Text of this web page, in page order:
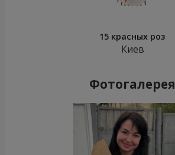
15 красных роз
Киев
Фотогалерея